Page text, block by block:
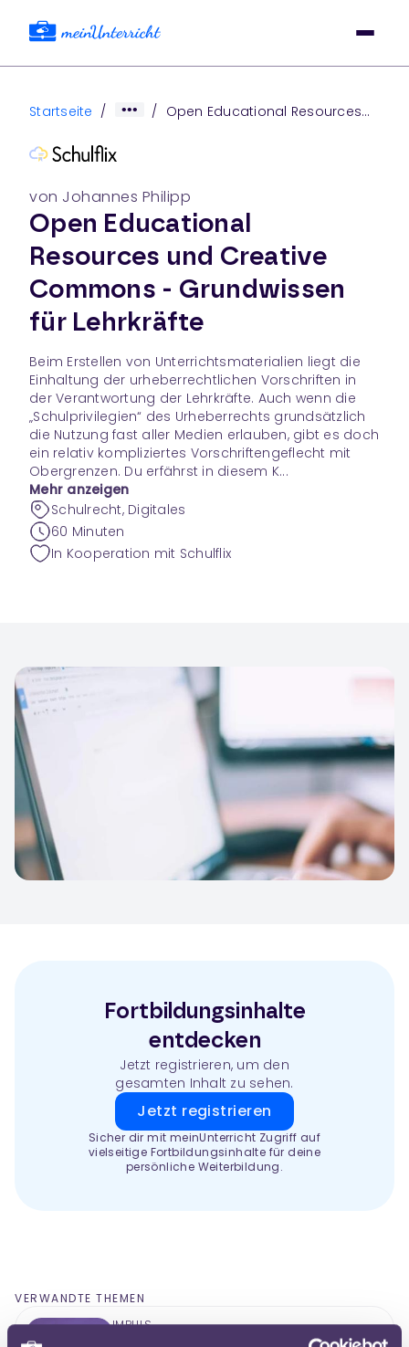
Startseite / / Open Educational Resources
von Johannes Philipp
Open Educational
Resources und Creative
Commons - Grundwissen
für Lehrkräfte
Beim Erstellen von Unterrichtsmaterialien liegt die
Einhaltung der urheberrechtlichen Vorschriften in
der Verantwortung der Lehrkräfte. Auch wenn die
„Schulprivilegien“ des Urheberrechts grundsätzlich
die Nutzung fast aller Medien erlauben, gibt es doch
ein relativ kompliziertes Vorschriftengeflecht mit
Obergrenzen. Du erfährst in diesem K...
Mehr anzeigen
Schulrecht, Digitales
60 Minuten
In Kooperation mit Schulflix
Fortbildungsinhalte
entdecken
Jetzt registrieren, um den
gesamten Inhalt zu sehen.
Jetzt registrieren
Sicher dir mit meinUnterricht Zugriff auf
vielseitige Fortbildungsinhalte für deine
persönliche Weiterbildung.
VERWANDTE THEMEN
IMPULS
Beutelsbacher Konsens: Wie